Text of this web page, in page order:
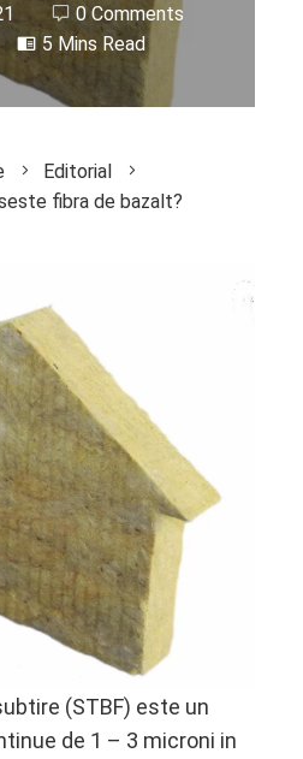
0 Comments
5 Mins Read
Editorial
fibra de bazalt?
(STBF) este un
de 1 – 3 microni in